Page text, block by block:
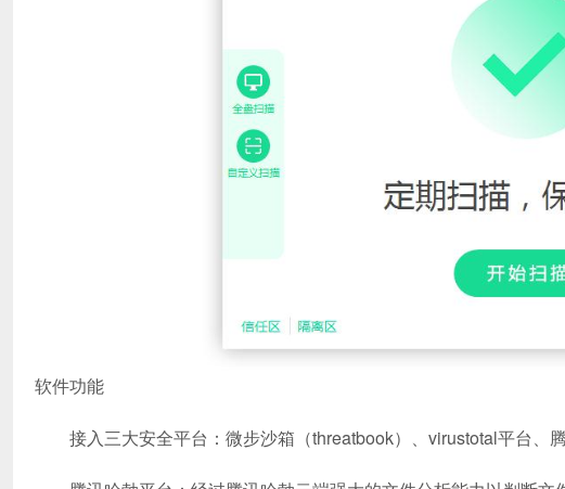
软件功能
接入三大安全平台：微步沙箱（threatbook）、virustotal平台、腾